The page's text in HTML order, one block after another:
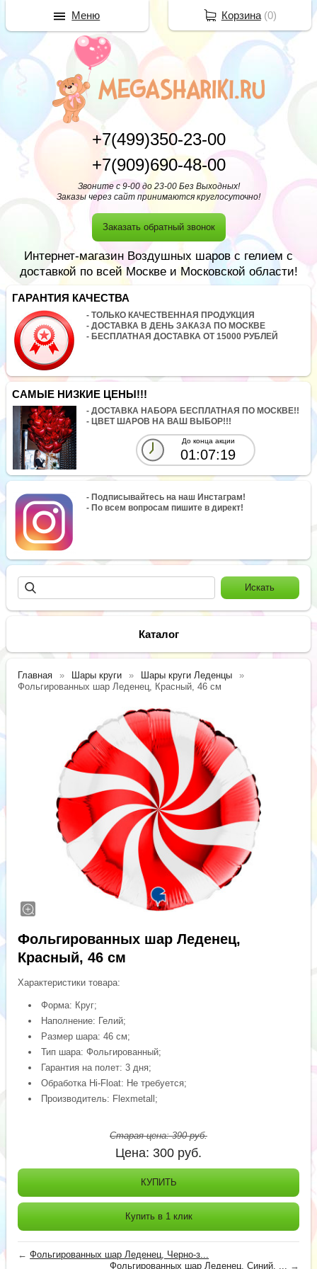
+7(499)350-23-00
+7(909)690-48-00
Звоните с 9-00 до 23-00 Без Выходных!
Заказы через сайт принимаются круглосуточно!
Заказать обратный звонок
Интернет-магазин Воздушных шаров с гелием с
доставкой по всей Москве и Московской области!
ГАРАНТИЯ КАЧЕСТВА
- ТОЛЬКО КАЧЕСТВЕННАЯ ПРОДУКЦИЯ
- ДОСТАВКА В ДЕНЬ ЗАКАЗА ПО МОСКВЕ
- БЕСПЛАТНАЯ ДОСТАВКА ОТ 15000 РУБЛЕЙ
САМЫЕ НИЗКИЕ ЦЕНЫ!!!
- ДОСТАВКА НАБОРА БЕСПЛАТНАЯ ПО МОСКВЕ!!
- ЦВЕТ ШАРОВ НА ВАШ ВЫБОР!!!
До конца акции
01:07:19
- Подписывайтесь на наш Инстаграм!
- По всем вопросам пишите в директ!
Каталог
Главная Шары круги
Шары круги Леденцы
Фольгированных шар Леденец, Красный, 46 см
Фольгированных шар Леденец,
Красный, 46 см
Характеристики товара:
Форма: Круг;
Наполнение: Гелий;
Размер шара: 46 см;
Тип шара: Фольгированный;
Гарантия на полет: 3 дня;
Обработка Hi-Float: Не требуется;
Производитель: Flexmetall;
Старая цена:390руб.
Цена: 300 руб.
КУПИТЬ
Купить в 1 клик
←Фольгированных шар Леденец, Черно-з...
Фольгированных шар Леденец, Синий, ...
→
Корзина(0)
Меню